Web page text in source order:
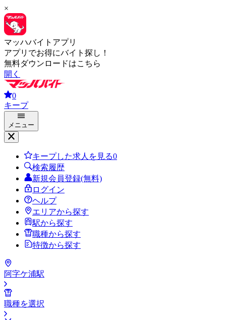
×
マッハバイトアプリ
アプリでお得にバイト探し！
無料ダウンロードはこちら
開く
0
キープ
メニュー
キープした求人を見る0
検索履歴
新規会員登録(無料)
ログイン
ヘルプ
エリアから探す
駅から探す
職種から探す
特徴から探す
阿字ケ浦駅
職種を選択